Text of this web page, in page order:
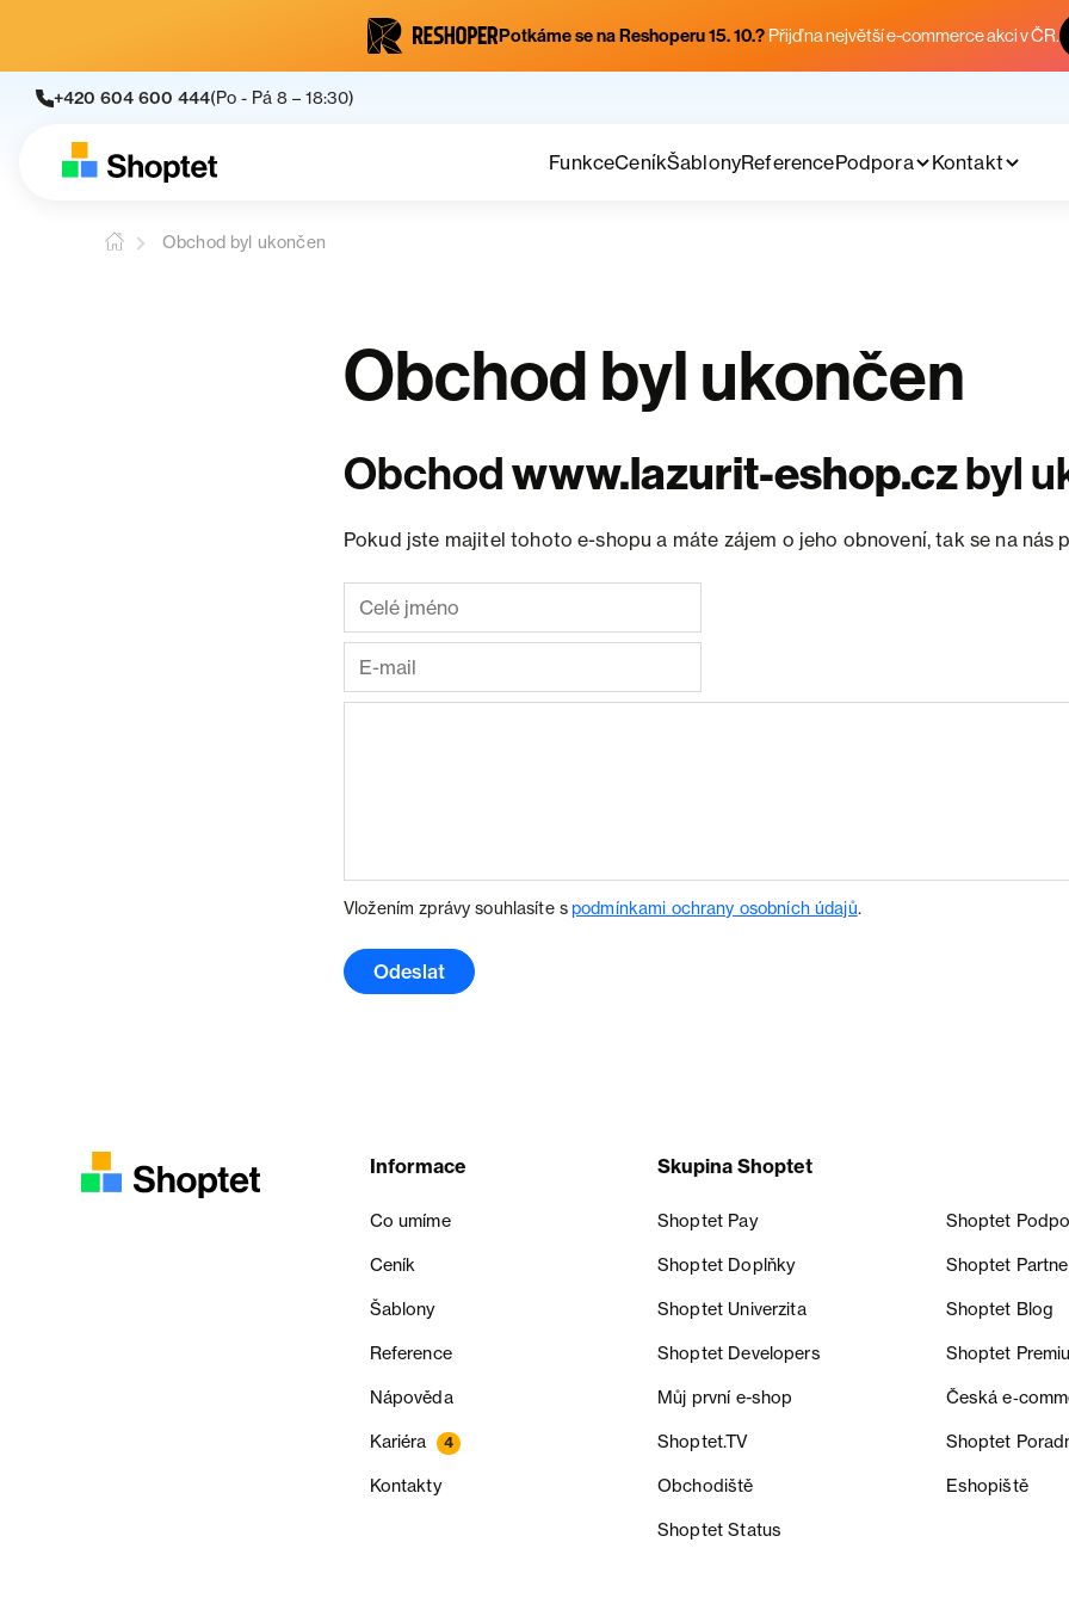
Potkáme se na Reshoperu 15. 10.? Přijď na největší e-commerce akci v ČR.
+420 604 600 444(Po - Pá 8 – 18:30)
FunkceCeníkŠablonyReferencePodpora Kontakt
Obchod byl ukončen
Obchod byl ukončen
Obchodwww.lazurit-eshop.czbyl
Pokud jste majitel tohoto e-shopu a máte zájem o jeho obnovení, tak se na nás
Vložením zprávy souhlasíte spodmínkami ochrany osobních údajů.
Odeslat
Informace
Co umíme
Ceník
Šablony
Reference
Nápověda
Kariéra 4
Kontakty
Skupina Shoptet
Shoptet Pay Shoptet
Shoptet Doplňky Shoptet
Shoptet Univerzita Shoptet Blog
Shoptet Developers Shoptet
Můj první e-shop Česká
Shoptet.TV Shoptet
Obchodiště Eshopiště
Shoptet Status